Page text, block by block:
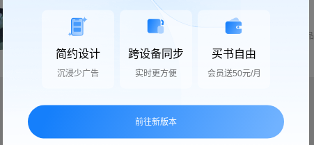
悬疑推理
0部作品 0部作品
男生频道
玄幻 | 奇幻 | 武侠 | 仙侠 | 更多
简约设计
沉浸少广告
跨设备同步
实时更方便
买书自由
会员送50元/月
前往新版本